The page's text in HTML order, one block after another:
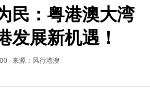
民：粤港澳大湾
发展新机遇！
来源：风行港澳